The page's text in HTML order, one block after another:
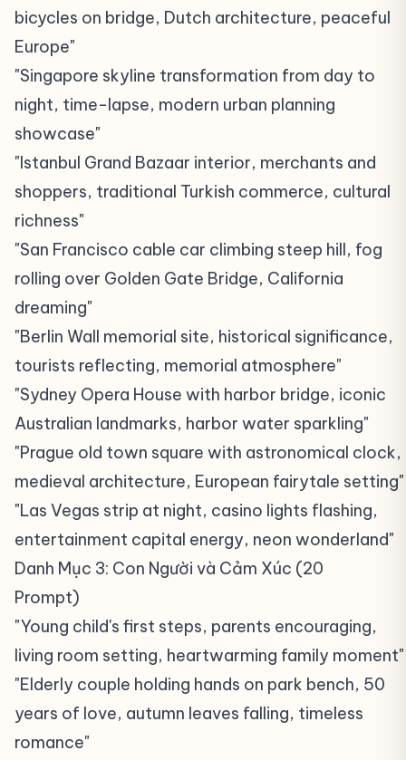
bicycles on bridge, Dutch architecture, peaceful
Europe"
"Singapore skyline transformation from day to
night, time-lapse, modern urban planning
showcase"
"Istanbul Grand Bazaar interior, merchants and
shoppers, traditional Turkish commerce, cultural
richness"
"San Francisco cable car climbing steep hill, fog
rolling over Golden Gate Bridge, California
dreaming"
"Berlin Wall memorial site, historical significance,
tourists reflecting, memorial atmosphere"
"Sydney Opera House with harbor bridge, iconic
Australian landmarks, harbor water sparkling"
"Prague old town square with astronomical clock,
medieval architecture, European fairytale setting"
"Las Vegas strip at night, casino lights flashing,
entertainment capital energy, neon wonderland"
Danh Mục 3: Con Người và Cảm Xúc (20
Prompt)
"Young child's first steps, parents encouraging,
living room setting, heartwarming family moment"
"Elderly couple holding hands on park bench, 50
years of love, autumn leaves falling, timeless
romance"